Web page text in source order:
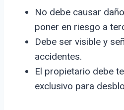
No debe causar
poner en riesgo a
Debe ser visible y
accidentes.
El propietario debe
exclusivo para